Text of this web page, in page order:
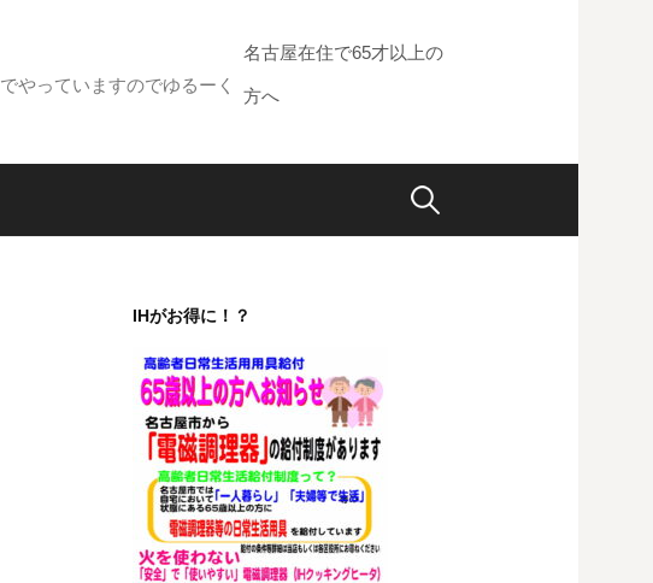
やっていますのでゆるーく
名古屋在住で65才以上の
方へ
検
IHがお得に！？